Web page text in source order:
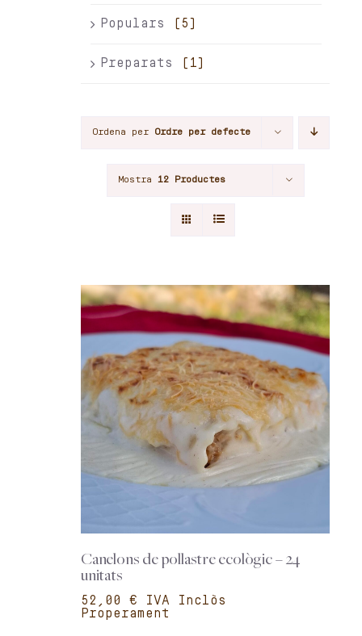
Populars (5)
Preparats (1)
Ordena per Ordre per defecte
Mostra 12 Productes
Canelons de pollastre ecològic – 24
unitats
€
Properament